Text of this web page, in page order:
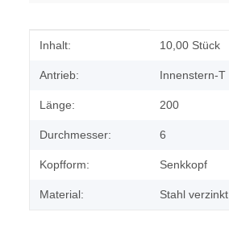
Produkteigenschaft
Wert
Inhalt: 10,00 Stück
Antrieb: Innenstern-T
Länge: 200
Durchmesser: 6
Kopfform: Senkkopf
Material: Stahl verzinkt